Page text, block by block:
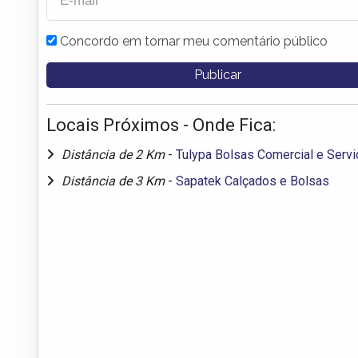
Concordo em tornar meu comentário público
Locais Próximos - Onde Fica:
Distância de 2 Km - Tulypa Bolsas Comercial e
Distância de 3 Km - Sapatek Calçados e Bolsas